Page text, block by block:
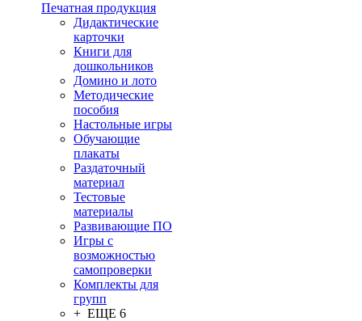
Печатная продукция
Дидактические
карточки
Книги для
дошкольников
Домино и лото
Методические
пособия
Настольные игры
Обучающие
плакаты
Раздаточный
материал
Тестовые
материалы
Развивающие ПО
Игры с
возможностью
самопроверки
Комплекты для
групп
+ ЕЩЕ 6